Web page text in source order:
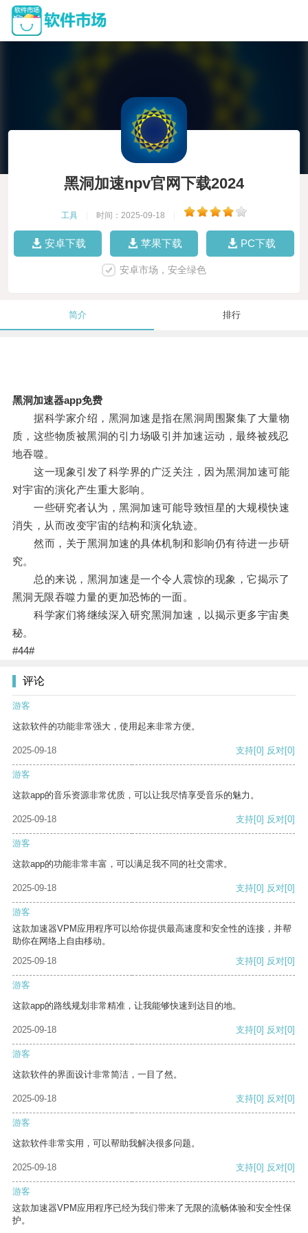
黑洞加速npv官网下载2024
工具 时间：2025-09-18
安卓下载 苹果下载 PC下载
安卓市场，安全绿色
简介 排行
黑洞加速器app免费
据科学家介绍，黑洞加速是指在黑洞周围聚集了大量物
质，这些物质被黑洞的引力场吸引并加速运动，最终被残忍
地吞噬。
这一现象引发了科学界的广泛关注，因为黑洞加速可能
对宇宙的演化产生重大影响。
一些研究者认为，黑洞加速可能导致恒星的大规模快速
消失，从而改变宇宙的结构和演化轨迹。
然而，关于黑洞加速的具体机制和影响仍有待进一步研
究。
总的来说，黑洞加速是一个令人震惊的现象，它揭示了
黑洞无限吞噬力量的更加恐怖的一面。
科学家们将继续深入研究黑洞加速，以揭示更多宇宙奥
秘。
#44#
评论
游客
这款软件的功能非常强大，使用起来非常方便。
2025-09-18 支持[0] 反对[0]
游客
这款app的音乐资源非常优质，可以让我尽情享受音乐的魅力。
2025-09-18 支持[0] 反对[0]
游客
这款app的功能非常丰富，可以满足我不同的社交需求。
2025-09-18 支持[0] 反对[0]
游客
这款加速器VPM应用程序可以给你提供最高速度和安全性的连接，并帮
助你在网络上自由移动。
2025-09-18
支持[0] 反对[0]
游客
这款app的路线规划非常精准，让我能够快速到达目的地。
2025-09-18 支持[0] 反对[0]
游客
这款软件的界面设计非常简洁，一目了然。
2025-09-18 支持[0] 反对[0]
游客
这款软件非常实用，可以帮助我解决很多问题。
2025-09-18 支持[0] 反对[0]
游客
这款加速器VPM应用程序已经为我们带来了无限的流畅体验和安全性保
护。